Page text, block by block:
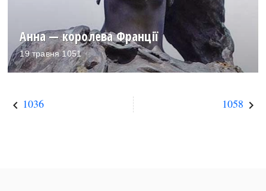
Анна — королева Франції
19 травня 1051
keyboard_arrow_left 1036 1058 keyboard_arrow_right